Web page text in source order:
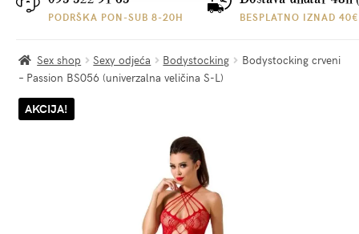
PODRŠKA PON-SUB 8-20H BESPLATNO IZNAD 40€
Sex shop Sexy odjeća Bodystocking
Bodystocking crveni
– Passion BS056 (univerzalna veličina S-L)
AKCIJA!